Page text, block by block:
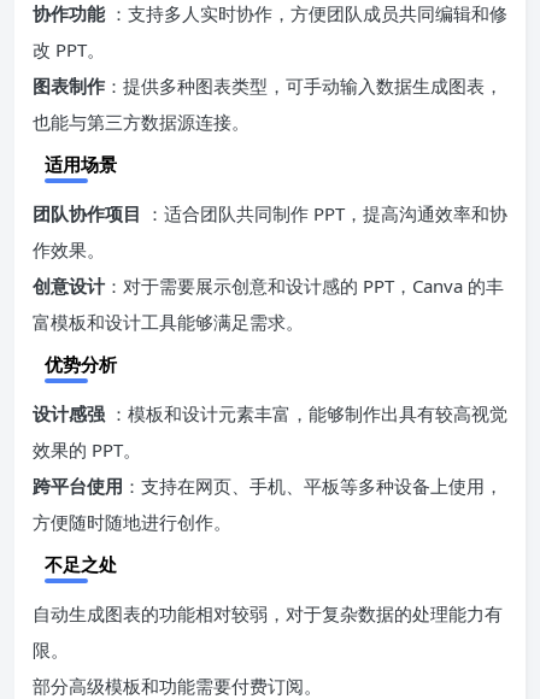
协作功能 ：支持多人实时协作，方便团队成员共同编辑和修
改 PPT。
图表制作 ：提供多种图表类型，可手动输入数据生成图表，
也能与第三方数据源连接。
适用场景
团队协作项目 ：适合团队共同制作 PPT，提高沟通效率和协
作效果。
创意设计：对于需要展示创意和设计感的 PPT，Canva 的丰
富模板和设计工具能够满足需求。
优势分析
设计感强 ：模板和设计元素丰富，能够制作出具有较高视觉
效果的 PPT。
跨平台使用 ：支持在网页、手机、平板等多种设备上使用，
方便随时随地进行创作。
不足之处
自动生成图表的功能相对较弱，对于复杂数据的处理能力有
限。
部分高级模板和功能需要付费订阅。